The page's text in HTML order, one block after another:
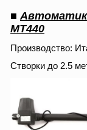
■
MT440
Производство:
Створки до 2.5